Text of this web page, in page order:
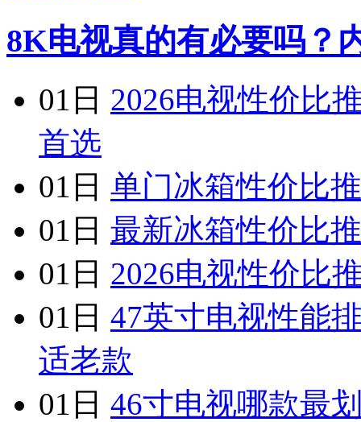
8K电视真的有必要吗？
01日 2026电视性价比
首选
01日 单门冰箱性价比
01日 最新冰箱性价比
01日 2026电视性价比
01日 47英寸电视性能
适老款
01日 46寸电视哪款最